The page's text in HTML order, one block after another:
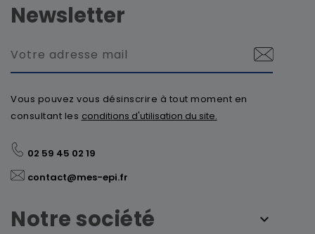
Newsletter
Vous pouvez vous désinscrire à tout moment en
consultant les conditions d'utilisation du site.
02 59 45 02 19
contact@mes-epi.fr
Notre société